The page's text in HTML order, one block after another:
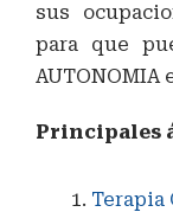
sus
para que
AUTONOMIA
Principales
Terapia